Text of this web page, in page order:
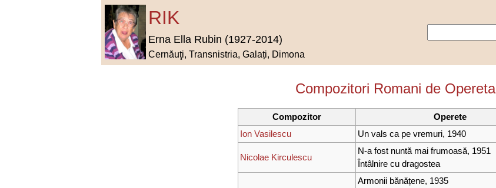
RIK
Erna Ella Rubin (1927-2014)
Cernăuţi, Transnistria, Galați, Dimona
Compozitori Romani de Opereta
Compozitor
Operete
Ion Vasilescu
Un vals ca pe vremuri, 1940
Nicolae Kirculescu
N-a fost nuntă mai frumoasă, 1951
Întâlnire cu dragostea
Armonii bănățene, 1935